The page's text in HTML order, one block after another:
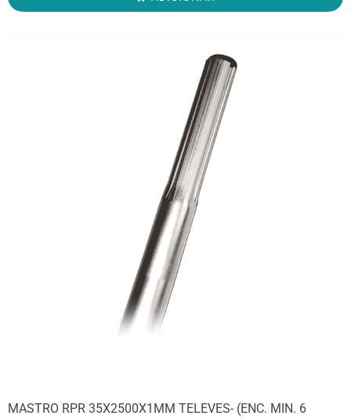
MASTRO RPR 35X2500X1MM TELEVES- (ENC. MIN. 6